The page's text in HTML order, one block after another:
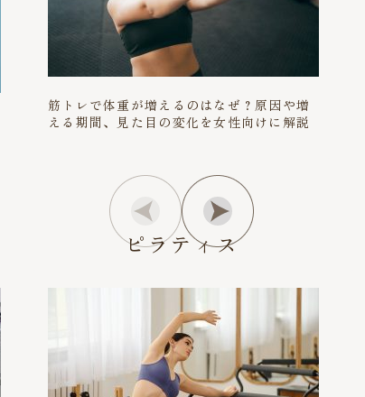
筋トレで体重が増えるのはなぜ？原因や増
える期間、見た目の変化を女性向けに解説
ピラティス